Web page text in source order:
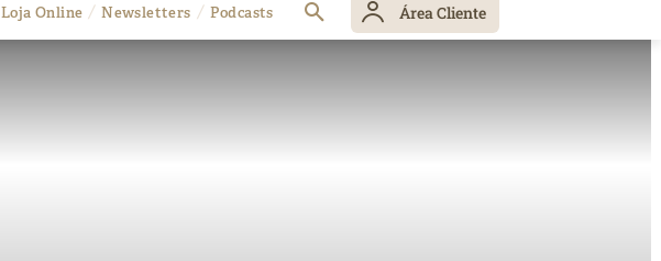
Loja Online Newsletters Podcasts Área Cliente